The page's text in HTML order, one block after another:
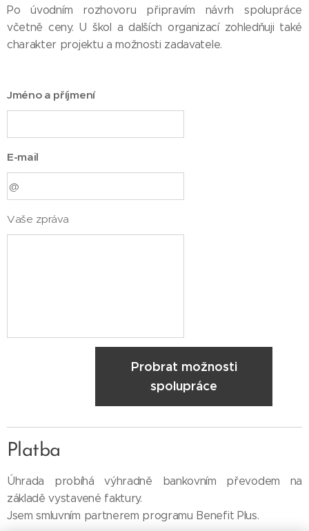
Po úvodním rozhovoru připravím návrh spolupráce
včetně ceny. U škol a dalších organizací zohledňuji také
charakter projektu a možnosti zadavatele.
Jméno a příjmení
E-mail
Vaše zpráva
Probrat možnosti
spolupráce
Platba
Úhrada probíhá výhradně bankovním převodem na
základě vystavené faktury.
Jsem smluvním partnerem programu Benefit Plus.